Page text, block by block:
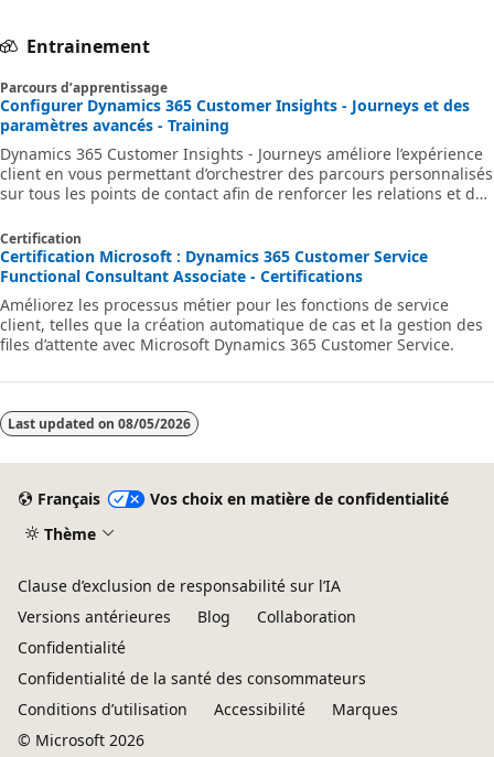
Entrainement
Parcours d’apprentissage
Configurer Dynamics 365 Customer Insights - Journeys et des
paramètres avancés - Training
Dynamics 365 Customer Insights - Journeys améliore l’expérience
client en vous permettant d’orchestrer des parcours personnalisés
sur tous les points de contact afin de renforcer les relations et de
Certification
Certification Microsoft : Dynamics 365 Customer Service
Functional Consultant Associate - Certifications
Améliorez les processus métier pour les fonctions de service
client, telles que la création automatique de cas et la gestion des
files d’attente avec Microsoft Dynamics 365 Customer Service.
Last updated on 08/05/2026
Français
Vos choix en matière de confidentialité
Thème
Clause d’exclusion de responsabilité sur l’IA
Versions antérieures
Blog
Collaboration
Confidentialité
Confidentialité de la santé des consommateurs
Conditions d’utilisation
Accessibilité
Marques
© Microsoft 2026